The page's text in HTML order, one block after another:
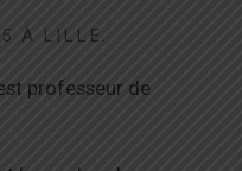
À LILLE.
professeur de